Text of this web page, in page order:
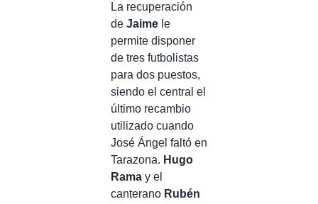
La recuperación
de Jaime le
permite disponer
de tres futbolistas
para dos puestos,
siendo el central el
último recambio
utilizado cuando
José Ángel faltó en
Tarazona. Hugo
Rama y el
canterano Rubén